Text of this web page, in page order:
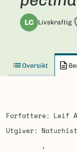
LC Livskraftig
Oversikt
Forfattere Leif
Utgiver